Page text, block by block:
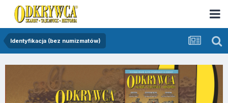
Identyfikacja (bez numizmatów)